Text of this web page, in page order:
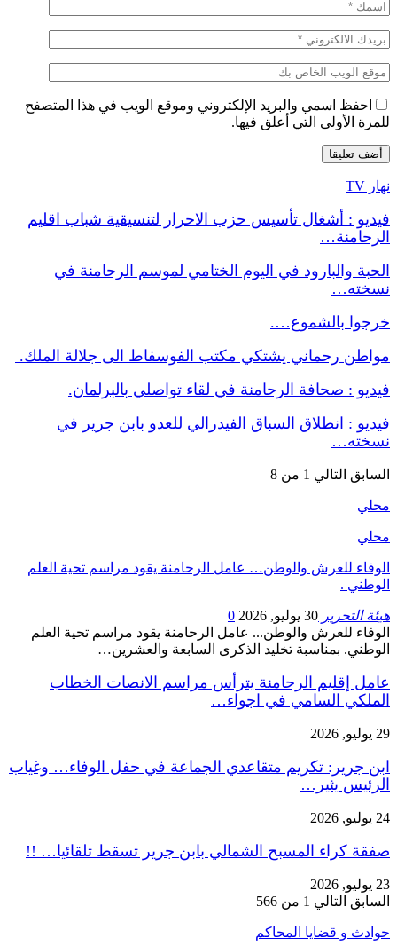
احفظ اسمي والبريد الإلكتروني وموقع الويب في هذا المتصفح
للمرة الأولى التي أعلق فيها.
نهار TV
فيديو : أشغال تأسيس حزب الاحرار لتنسيقية شباب اقليم
الرحامنة…
الحبة والبارود في اليوم الختامي لموسم الرحامنة في
نسخته…
خرجوا بالشموع….
مواطن رحماني يشتكي مكتب الفوسفاط الى جلالة الملك.
فيديو : صحافة الرحامنة في لقاء تواصلي بالبرلمان.
فيديو : انطلاق السباق الفيدرالي للعدو بابن جرير في
نسخته…
السابق التالي 1 من 8
محلي
محلي
الوفاء للعرش والوطن… عامل الرحامنة يقود مراسم تحية العلم
الوطني .
هيئة التحرير 30 يوليو, 2026
0
الوفاء للعرش والوطن... عامل الرحامنة يقود مراسم تحية العلم
الوطني. بمناسبة تخليد الذكرى السابعة والعشرين…
عامل إقليم الرحامنة يترأس مراسم الانصات الخطاب
الملكي السامي في اجواء…
29 يوليو, 2026
ابن جرير: تكريم متقاعدي الجماعة في حفل الوفاء… وغياب
الرئيس يثير…
24 يوليو, 2026
صفقة كراء المسبح الشمالي بابن جرير تسقط تلقائيا… !!
23 يوليو, 2026
السابق التالي 1 من 566
حوادث و قضايا المحاكم